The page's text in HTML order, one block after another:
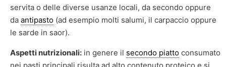
servita o delle diverse usanze locali, da secondo oppure
da antipasto (ad esempio molti salumi, il carpaccio oppure
le sarde in saor).
Aspetti nutrizionali: in genere il secondo piatto consumato
nei pasti principali risulta ad alto contenuto proteico e si